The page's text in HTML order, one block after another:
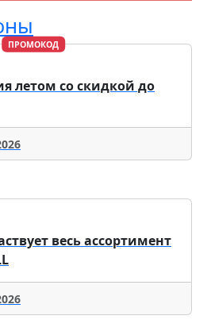
ПРОМОКОД
летом со скидкой до
весь ассортимент